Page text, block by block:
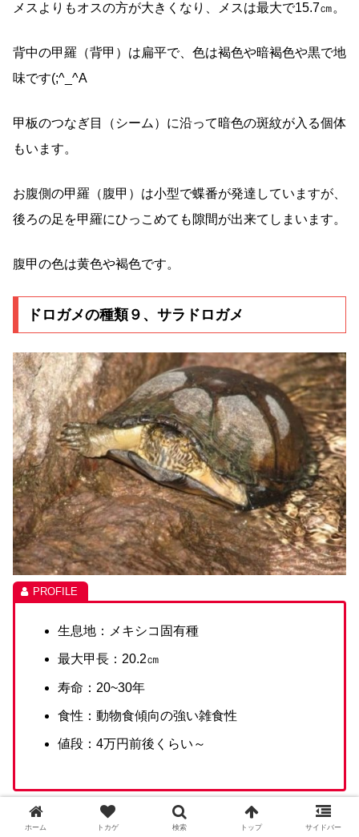
メスよりもオスの方が大きくなり、メスは最大で15.7㎝。
背中の甲羅（背甲）は扁平で、色は褐色や暗褐色や黒で地
味です(;^_^A
甲板のつなぎ目（シーム）に沿って暗色の斑紋が入る個体
もいます。
お腹側の甲羅（腹甲）は小型で蝶番が発達していますが、
後ろの足を甲羅にひっこめても隙間が出来てしまいます。
腹甲の色は黄色や褐色です。
ドロガメの種類９、サラドロガメ
生息地：メキシコ固有種
最大甲長：20.2㎝
寿命：20~30年
食性：動物食傾向の強い雑食性
値段：4万円前後くらい～
サラドロガメはメスよりもオスの方が大きくなり、メスは
ホーム トカゲ 検索 トップ サイドバー